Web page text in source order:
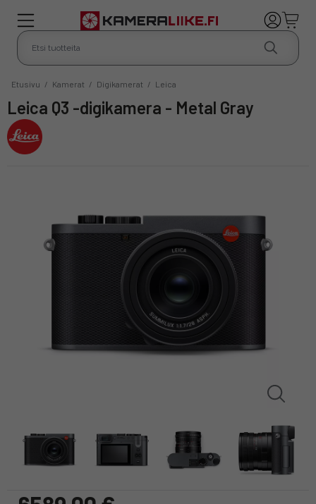
Etusivu / Kamerat / Digikamerat / Leica
Leica Q3 -digikamera - Metal Gray